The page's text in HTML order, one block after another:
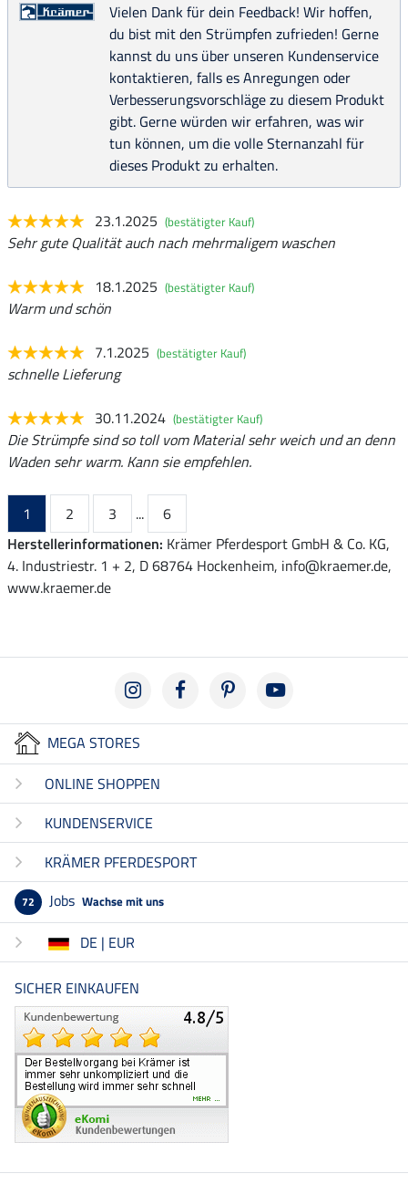
Vielen Dank für dein Feedback! Wir hoffen,
du bist mit den Strümpfen zufrieden! Gerne
kannst du uns über unseren Kundenservice
kontaktieren, falls es Anregungen oder
Verbesserungsvorschläge zu diesem Produkt
gibt. Gerne würden wir erfahren, was wir
tun können, um die volle Sternanzahl für
dieses Produkt zu erhalten.
23.1.2025 (bestätigter Kauf)
Sehr gute Qualität auch nach mehrmaligem waschen
18.1.2025 (bestätigter Kauf)
Warm und schön
7.1.2025 (bestätigter Kauf)
schnelle Lieferung
30.11.2024 (bestätigter Kauf)
Die Strümpfe sind so toll vom Material sehr weich und an denn
Waden sehr warm. Kann sie empfehlen.
1 2 3 ...
6
Herstellerinformationen: Krämer Pferdesport GmbH & Co. KG,
4. Industriestr. 1 + 2, D 68764 Hockenheim, info@kraemer.de,
www.kraemer.de
MEGA STORES
ONLINE SHOPPEN
KUNDENSERVICE
KRÄMER PFERDESPORT
72 Jobs Wachse mit uns
DE | EUR
SICHER EINKAUFEN